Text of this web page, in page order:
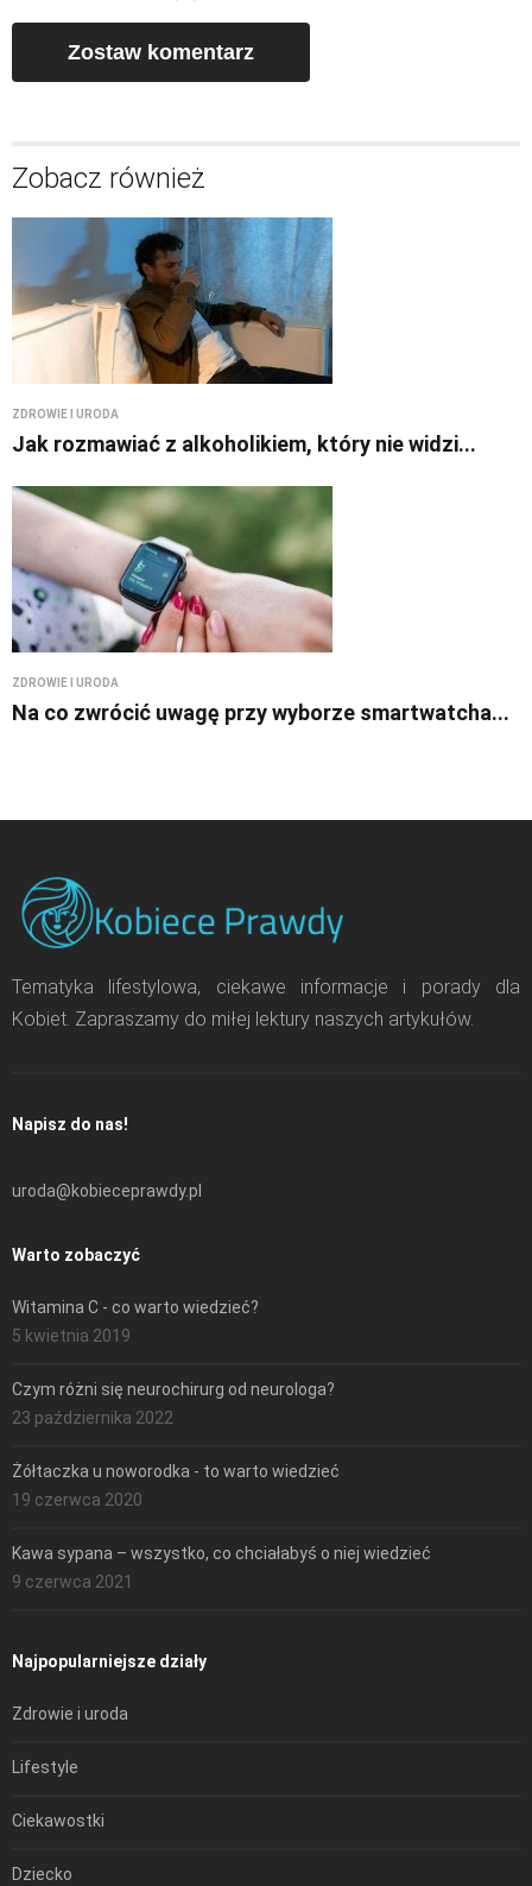
Zostaw komentarz
Zobacz również
ZDROWIE I URODA
Jak rozmawiać z alkoholikiem, który nie widzi...
ZDROWIE I URODA
Na co zwrócić uwagę przy wyborze smartwatcha...
Tematyka lifestylowa, ciekawe informacje i porady dla
Kobiet. Zapraszamy do miłej lektury naszych artykułów.
Napisz do nas!
uroda@kobieceprawdy.pl
Warto zobaczyć
Witamina C - co warto wiedzieć?
5 kwietnia 2019
Czym różni się neurochirurg od neurologa?
23 października 2022
Żółtaczka u noworodka - to warto wiedzieć
19 czerwca 2020
Kawa sypana – wszystko, co chciałabyś o niej wiedzieć
9 czerwca 2021
Najpopularniejsze działy
Zdrowie i uroda
Lifestyle
Ciekawostki
Dziecko